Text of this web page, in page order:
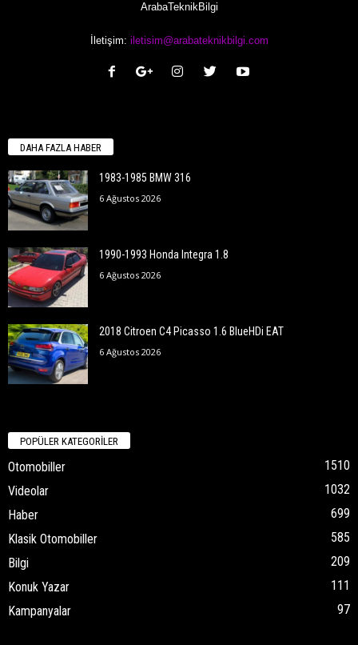
ArabaTeknikBilgi
İletişim: iletisim@arabateknikbilgi.com
DAHA FAZLA HABER
1983-1985 BMW 316
6 Ağustos 2026
1990-1993 Honda Integra 1.8
6 Ağustos 2026
2018 Citroen C4 Picasso 1.6 BlueHDi EAT
6 Ağustos 2026
POPÜLER KATEGORİLER
Otomobiller
1510
Videolar
1032
Haber
699
Klasik Otomobiller
585
Bilgi
209
Konuk Yazar
111
Kampanyalar
97